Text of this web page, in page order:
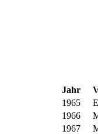
Jahr
1965
1966
1967